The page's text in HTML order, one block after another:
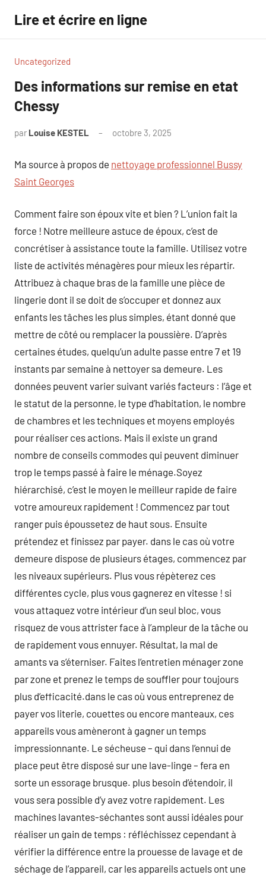
contenu
Lire et écrire en ligne
Uncategorized
Des informations sur remise en etat
Chessy
par Louise KESTEL octobre 3, 2025
Ma source à propos de nettoyage professionnel Bussy
Saint Georges
Comment faire son époux vite et bien ? L’union fait la
force ! Notre meilleure astuce de époux, c’est de
concrétiser à assistance toute la famille. Utilisez votre
liste de activités ménagères pour mieux les répartir.
Attribuez à chaque bras de la famille une pièce de
lingerie dont il se doit de s’occuper et donnez aux
enfants les tâches les plus simples, étant donné que
mettre de côté ou remplacer la poussière. D’après
certaines études, quelqu’un adulte passe entre 7 et 19
instants par semaine à nettoyer sa demeure. Les
données peuvent varier suivant variés facteurs : l’âge et
le statut de la personne, le type d’habitation, le nombre
de chambres et les techniques et moyens employés
pour réaliser ces actions. Mais il existe un grand
nombre de conseils commodes qui peuvent diminuer
trop le temps passé à faire le ménage.Soyez
hiérarchisé, c’est le moyen le meilleur rapide de faire
votre amoureux rapidement ! Commencez par tout
ranger puis époussetez de haut sous. Ensuite
prétendez et finissez par payer. dans le cas où votre
demeure dispose de plusieurs étages, commencez par
les niveaux supérieurs. Plus vous répèterez ces
différentes cycle, plus vous gagnerez en vitesse ! si
vous attaquez votre intérieur d’un seul bloc, vous
risquez de vous attrister face à l’ampleur de la tâche ou
de rapidement vous ennuyer. Résultat, la mal de
amants va s’éterniser. Faites l’entretien ménager zone
par zone et prenez le temps de souffler pour toujours
plus d’efficacité.dans le cas où vous entreprenez de
payer vos literie, couettes ou encore manteaux, ces
appareils vous amèneront à gagner un temps
impressionnante. Le sécheuse – qui dans l’ennui de
place peut être disposé sur une lave-linge – fera en
sorte un essorage brusque. plus besoin d’étendoir, il
vous sera possible d’y avez votre rapidement. Les
machines lavantes-séchantes sont aussi idéales pour
réaliser un gain de temps : réfléchissez cependant à
vérifier la différence entre la prouesse de lavage et de
séchage de l’appareil, car les appareils actuels ont une